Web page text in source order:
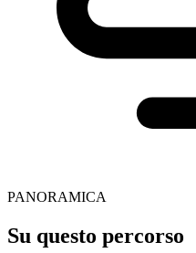
PANORAMICA
Su questo percorso